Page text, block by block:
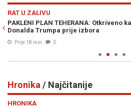
RAT U ZALIVU
PAKLENI PLAN TEHERANA: Otkriveno
Donalda Trumpa prije izbora
Prije 18 min 0
Hronika / Najčitanije
HRONIKA